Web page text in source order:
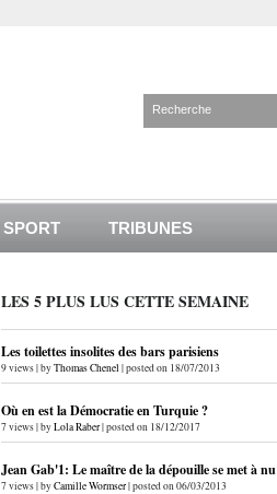
SPORT TRIBUNES
LES 5 PLUS LUS CETTE SEMAINE
Les toilettes insolites des bars parisiens
9 views|byThomas Chenel |posted on 18/07/2013
Où en est la Démocratie en Turquie ?
7 views|byLola Raber|posted on 18/12/2017
Jean Gab'1: Le maître de la dépouille se met à nu
7 views|byCamille Wormser|posted on 06/03/2013